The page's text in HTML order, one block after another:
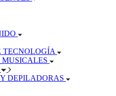
TECNOLOGÍA
DEPILADORAS